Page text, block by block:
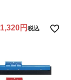
1,320 税込